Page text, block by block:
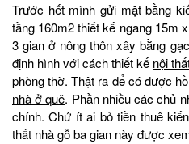
Trước hết mình gửi mặt bằng
tầng 160m2 thiết kế ngang 15m
3 gian ở nông thôn xây bằng
định hình với cách thiết kế nội
phòng thờ. Thật ra để có được
nhà ở quê. Phần nhiều các chủ
chính. Chứ ít ai bỏ tiền thuê
thất nhà gỗ ba gian này được